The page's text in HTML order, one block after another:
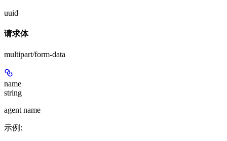
uuid
请求体
multipart/form-data
name
string
agent name
示例 :